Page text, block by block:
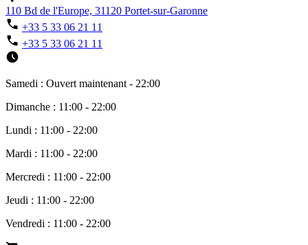
110 Bd de l'Europe, 31120 Portet-sur-Garonne
+33 5 33 06 21 11
+33 5 33 06 21 11
Samedi : Ouvert maintenant - 22:00
Dimanche : 11:00 - 22:00
Lundi : 11:00 - 22:00
Mardi : 11:00 - 22:00
Mercredi : 11:00 - 22:00
Jeudi : 11:00 - 22:00
Vendredi : 11:00 - 22:00